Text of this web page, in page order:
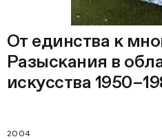
От единства к
Разыскания в
искусства
2004